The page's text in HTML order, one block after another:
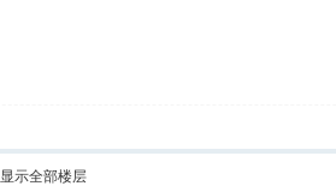
显示全部楼层